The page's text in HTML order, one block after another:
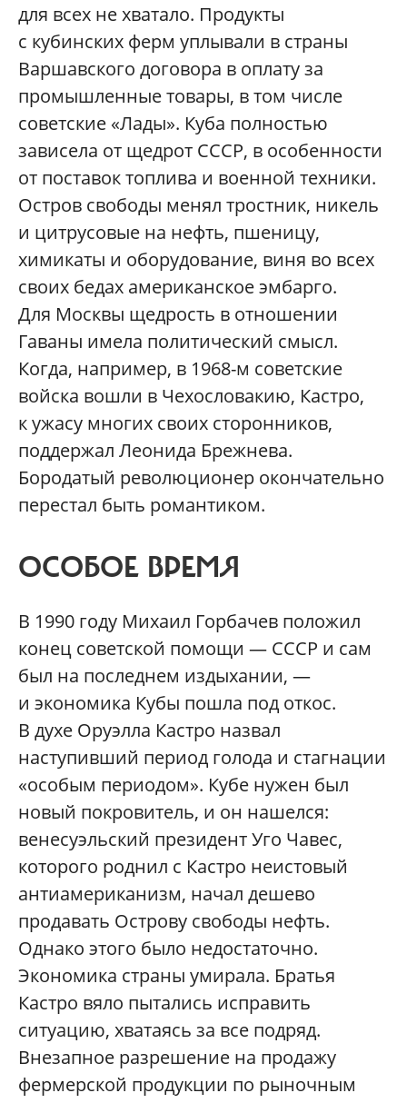
для всех не хватало. Продукты
с кубинских ферм уплывали в страны
Варшавского договора в оплату за
промышленные товары, в том числе
советские «Лады». Куба полностью
зависела от щедрот СССР, в особенности
от поставок топлива и военной техники.
Остров свободы менял тростник, никель
и цитрусовые на нефть, пшеницу,
химикаты и оборудование, виня во всех
своих бедах американское эмбарго.
Для Москвы щедрость в отношении
Гаваны имела политический смысл.
Когда, например, в 1968-м советские
войска вошли в Чехословакию, Кастро,
к ужасу многих своих сторонников,
поддержал Леонида Брежнева.
Бородатый революционер окончательно
перестал быть романтиком.
ОСОБОЕ ВРЕМЯ
В 1990 году Михаил Горбачев положил
конец советской помощи — СССР и сам
был на последнем издыхании, —
и экономика Кубы пошла под откос.
В духе Оруэлла Кастро назвал
наступивший период голода и стагнации
«особым периодом». Кубе нужен был
новый покровитель, и он нашелся:
венесуэльский президент Уго Чавес,
которого роднил с Кастро неистовый
антиамериканизм, начал дешево
продавать Острову свободы нефть.
Однако этого было недостаточно.
Экономика страны умирала. Братья
Кастро вяло пытались исправить
ситуацию, хватаясь за все подряд.
Внезапное разрешение на продажу
фермерской продукции по рыночным